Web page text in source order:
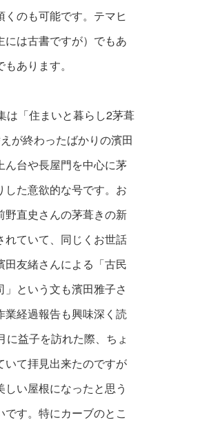
くのも可能です。テマヒ
には古書ですが）でもあ
あります。
は「住まいと暮らし2茅葺
が終わったばかりの濱田
ん台や長屋門を中心に茅
した意欲的な号です。お
野直史さんの茅葺きの新
れていて、同じくお世話
田友緒さんによる「古民
という文も濱田雅子さ
業経過報告も興味深く読
に益子を訪れた際、ちょ
いて拝見出来たのですが
い屋根になったと思う
です。特にカーブのとこ